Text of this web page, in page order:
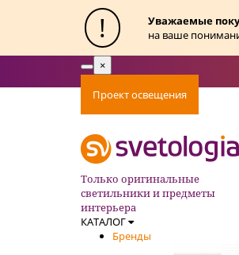
! Уважаемые
на ваше
Toggle
×
Проект освещения
Только оригинальные
светильники и предметы
интерьера
КАТАЛОГ
Бренды